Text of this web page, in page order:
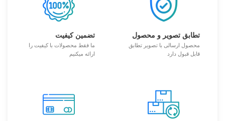
تطابق تصویر و محصول
محصول ارسالی با تصویر تطابق
قابل قبول دارد
تضمین کیفیت
ما فقط محصولات با کیفیت را
ارائه میکنیم